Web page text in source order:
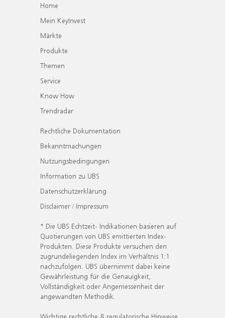
Home
Mein KeyInvest
Märkte
Produkte
Themen
Service
Know How
Trendradar
Rechtliche Dokumentation
Bekanntmachungen
Nutzungsbedingungen
Information zu UBS
Datenschutzerklärung
Disclaimer / Impressum
* Die UBS Echtzeit- Indikationen basieren auf
Quotierungen von UBS emittierten Index-
Produkten. Diese Produkte versuchen den
zugrundeliegenden Index im Verhältnis 1:1
nachzufolgen. UBS übernimmt dabei keine
Gewährleistung für die Genauigkeit,
Vollständigkeit oder Angemessenheit der
angewandten Methodik.